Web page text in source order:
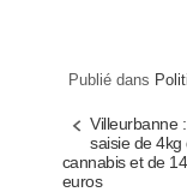
Publié dans
Villeurbanne
saisie de 4kg
cannabis et de
euros